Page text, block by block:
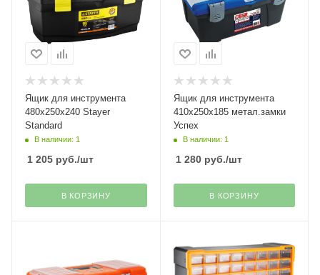
Ящик для инструмента
480х250х240 Stayer
Standard
В наличии: 1
1 205 руб./шт
В КОРЗИНУ
Ящик для инструмента
410х250х185 метал.замки
Успех
В наличии: 1
1 280руб./шт
В КОРЗИНУ